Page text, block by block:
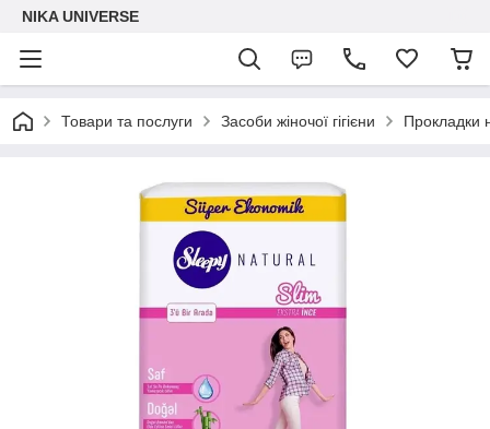
NIKA UNIVERSE
Товари та послуги Засоби жіночої гігієни Прокладки